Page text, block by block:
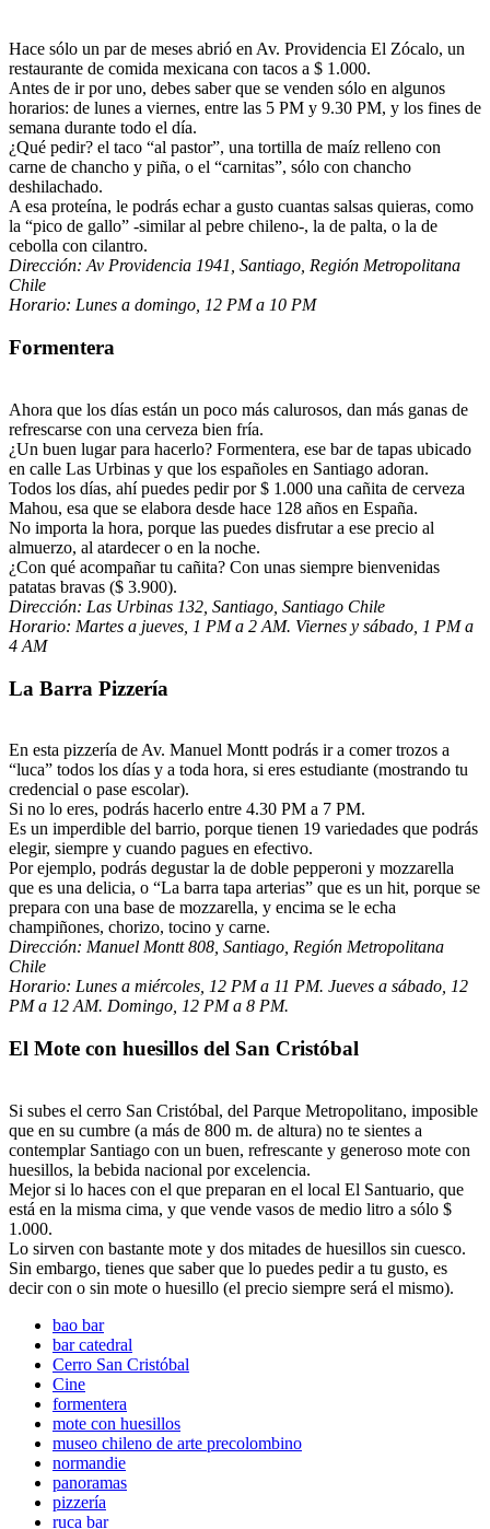
Hace sólo un par de meses abrió en Av. Providencia El Zócalo, un
restaurante de comida mexicana con tacos a $ 1.000.
Antes de ir por uno, debes saber que se venden sólo en algunos
horarios: de lunes a viernes, entre las 5 PM y 9.30 PM, y los fines de
semana durante todo el día.
¿Qué pedir? el taco “al pastor”, una tortilla de maíz relleno con
carne de chancho y piña, o el “carnitas”, sólo con chancho
deshilachado.
A esa proteína, le podrás echar a gusto cuantas salsas quieras, como
la “pico de gallo” -similar al pebre chileno-, la de palta, o la de
cebolla con cilantro.
Dirección:Av Providencia 1941, Santiago, Región Metropolitana
Chile
Horario: Lunes a domingo, 12 PM a 10 PM
Formentera
Ahora que los días están un poco más calurosos, dan más ganas de
refrescarse con una cerveza bien fría.
¿Un buen lugar para hacerlo? Formentera, ese bar de tapas ubicado
en calle Las Urbinas y que los españoles en Santiago adoran.
Todos los días, ahí puedes pedir por $ 1.000 una cañita de cerveza
Mahou, esa que se elabora desde hace 128 años en España.
No importa la hora, porque las puedes disfrutar a ese precio al
almuerzo, al atardecer o en la noche.
¿Con qué acompañar tu cañita? Con unas siempre bienvenidas
patatas bravas ($ 3.900).
Dirección: Las Urbinas 132, Santiago, Santiago Chile
Horario: Martes a jueves, 1 PM a 2 AM. Viernes y sábado, 1 PM a
4 AM
La Barra Pizzería
En esta pizzería de Av. Manuel Montt podrás ir a comer trozos a
“luca” todos los días y a toda hora, si eres estudiante (mostrando tu
credencial o pase escolar).
Si no lo eres, podrás hacerlo entre 4.30 PM a 7 PM.
Es un imperdible del barrio, porque tienen 19 variedades que podrás
elegir, siempre y cuando pagues en efectivo.
Por ejemplo, podrás degustar la de doble pepperoni y mozzarella
que es una delicia, o “La barra tapa arterias” que es un hit, porque se
prepara con una base de mozzarella, y encima se le echa
champiñones, chorizo, tocino y carne.
Dirección: Manuel Montt 808, Santiago, Región Metropolitana
Chile
Horario: Lunes a miércoles, 12 PM a 11 PM. Jueves a sábado, 12
PM a 12 AM. Domingo, 12 PM a 8 PM.
El Mote con huesillos del San Cristóbal
Si subes el cerro San Cristóbal, del Parque Metropolitano, imposible
que en su cumbre (a más de 800 m. de altura) no te sientes a
contemplar Santiago con un buen, refrescante y generoso mote con
huesillos, la bebida nacional por excelencia.
Mejor si lo haces con el que preparan en el local El Santuario, que
está en la misma cima, y que vende vasos de medio litro a sólo $
1.000.
Lo sirven con bastante mote y dos mitades de huesillos sin cuesco.
Sin embargo, tienes que saber que lo puedes pedir a tu gusto, es
decir con o sin mote o huesillo (el precio siempre será el mismo).
bao bar
bar catedral
Cerro San Cristóbal
Cine
formentera
mote con huesillos
museo chileno de arte precolombino
normandie
panoramas
pizzería
ruca bar